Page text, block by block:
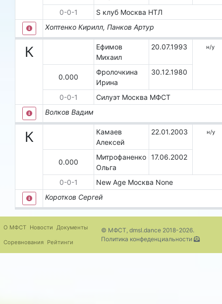
0-0-1 S клуб Москва НТЛ
Хоптенко Кирилл, Панков Артур
К
Ефимов
Михаил
20.07.1993 н/у
0.000
Фролочкина
Ирина
30.12.1980
0-0-1 Силуэт Москва МФСТ
Волков Вадим
К
Камаев
Алексей
22.01.2003 н/у
0.000
Митрофаненко
Ольга
17.06.2002
0-0-1 New Age Москва None
Коротков Сергей
О МФСТ Новости Документы
Соревнования Рейтинги
© МФСТ, dmsl.dance 2018-2026.
Политика конфеденциальности